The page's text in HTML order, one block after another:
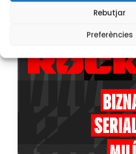
Rebutjar
Preferències